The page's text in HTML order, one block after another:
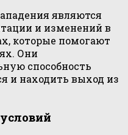
являются
и изменений в
которые помогают
Они
способность
и находить выход из